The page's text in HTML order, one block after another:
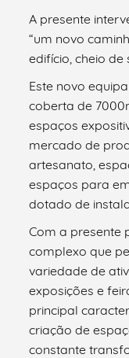
A presente
“um novo
edifício, cheio
Este novo
coberta de
espaços
mercado de
artesanato,
espaços para
dotado de
Com a presente
complexo que
variedade de
exposições e
principal
criação de
constante